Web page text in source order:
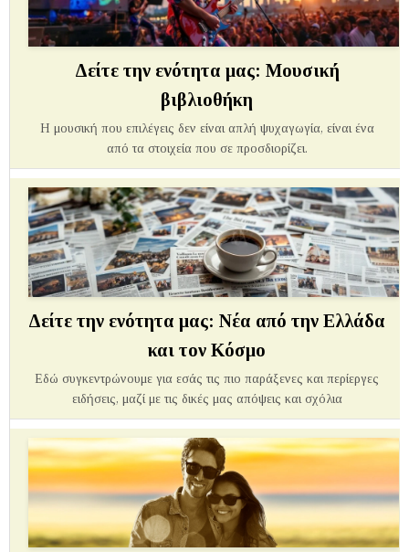
Δείτε την ενότητα μας: Μουσική
βιβλιοθήκη
Η μουσική που επιλέγεις δεν είναι απλή ψυχαγωγία, είναι ένα
από τα στοιχεία που σε προσδιορίζει.
Δείτε την ενότητα μας: Νέα από την Ελλάδα
και τον Κόσμο
Εδώ συγκεντρώνουμε για εσάς τις πιο παράξενες και περίεργες
ειδήσεις, μαζί με τις δικές μας απόψεις και σχόλια